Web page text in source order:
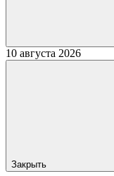
10 августа 2026
Закрыть